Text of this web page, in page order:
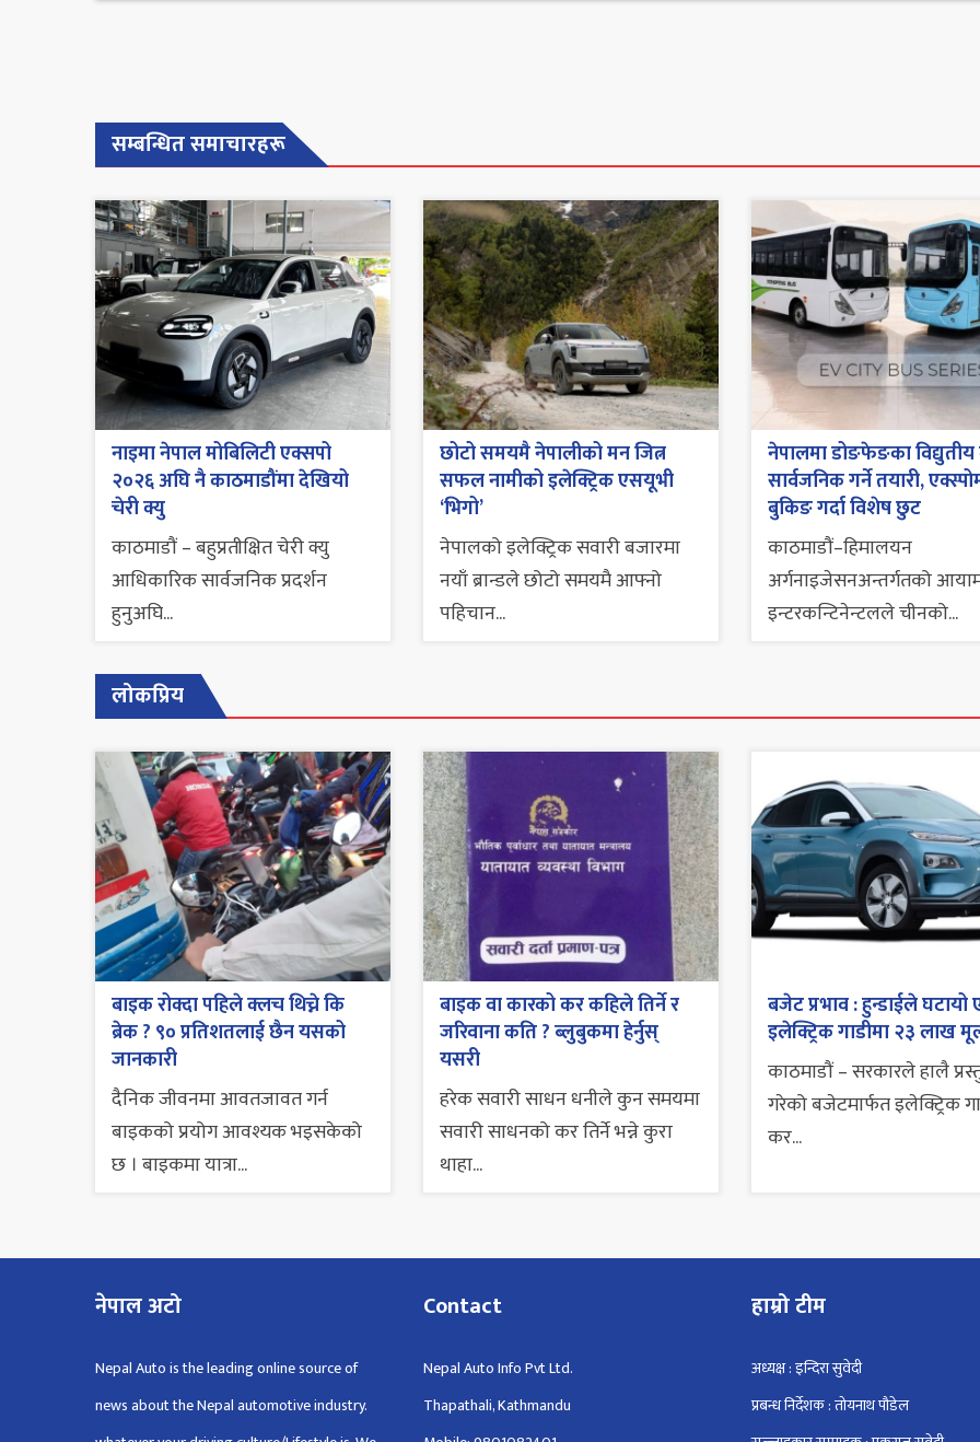
सम्बन्धित समाचारहरू
नाइमा नेपाल मोबिलिटी एक्सपो
२०२६ अघि नै काठमाडौंमा देखियो
चेरी क्यु
काठमाडौं – बहुप्रतीक्षित चेरी क्यु
आधिकारिक सार्वजनिक प्रदर्शन
हुनुअघि...
छोटो समयमै नेपालीको मन जित्न
सफल नामीको इलेक्ट्रिक एसयूभी
‘भिगो’
नेपालको इलेक्ट्रिक सवारी बजारमा
नयाँ ब्रान्डले छोटो समयमै आफ्नो
पहिचान...
नेपालमा डोङफेङका
सार्वजनिक गर्ने तयारी,
बुकिङ गर्दा विशेष छुट
काठमाडौं–हिमालयन
अर्गनाइजेसनअन्तर्गतको
इन्टरकन्टिनेन्टलले चीनको...
लोकप्रिय
बाइक रोक्दा पहिले क्लच थिच्ने कि
ब्रेक ? ९० प्रतिशतलाई छैन यसको
जानकारी
दैनिक जीवनमा आवतजावत गर्न
बाइकको प्रयोग आवश्यक भइसकेको
छ । बाइकमा यात्रा...
बाइक वा कारको कर कहिले तिर्ने र
जरिवाना कति ? ब्लुबुकमा हेर्नुस्
यसरी
हरेक सवारी साधन धनीले कुन समयमा
सवारी साधनको कर तिर्ने भन्ने कुरा
थाहा...
बजेट प्रभाव : हुन्डाईले घटायो
इलेक्ट्रिक गाडीमा २३ लाख
काठमाडौं – सरकारले हालै
गरेको बजेटमार्फत इलेक्ट्रिक
कर...
नेपाल अटो
Nepal Auto is the leading online source of
news about the Nepal automotive industry.
Contact
Nepal Auto Info Pvt Ltd.
Thapathali, Kathmandu
हाम्रो टीम
अध्यक्ष : इन्दिरा सुवेदी
प्रबन्ध निर्देशक : तोयनाथ पौडेल